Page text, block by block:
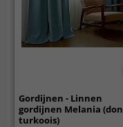
Gordijnen - Linnen
gordijnen Melania
turkoois)